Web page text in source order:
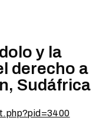
y la
derecho a
Sudáfrica